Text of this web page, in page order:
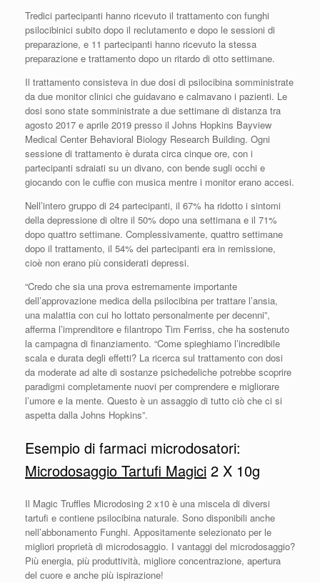
Tredici partecipanti hanno ricevuto il trattamento con funghi
psilocibinici subito dopo il reclutamento e dopo le sessioni di
preparazione, e 11 partecipanti hanno ricevuto la stessa
preparazione e trattamento dopo un ritardo di otto settimane.
Il trattamento consisteva in due dosi di psilocibina somministrate
da due monitor clinici che guidavano e calmavano i pazienti. Le
dosi sono state somministrate a due settimane di distanza tra
agosto 2017 e aprile 2019 presso il Johns Hopkins Bayview
Medical Center Behavioral Biology Research Building. Ogni
sessione di trattamento è durata circa cinque ore, con i
partecipanti sdraiati su un divano, con bende sugli occhi e
giocando con le cuffie con musica mentre i monitor erano accesi.
Nell’intero gruppo di 24 partecipanti, il 67% ha ridotto i sintomi
della depressione di oltre il 50% dopo una settimana e il 71%
dopo quattro settimane. Complessivamente, quattro settimane
dopo il trattamento, il 54% dei partecipanti era in remissione,
cioè non erano più considerati depressi.
“Credo che sia una prova estremamente importante
dell’approvazione medica della psilocibina per trattare l’ansia,
una malattia con cui ho lottato personalmente per decenni”,
afferma l’imprenditore e filantropo Tim Ferriss, che ha sostenuto
la campagna di finanziamento. “Come spieghiamo l’incredibile
scala e durata degli effetti? La ricerca sul trattamento con dosi
da moderate ad alte di sostanze psichedeliche potrebbe scoprire
paradigmi completamente nuovi per comprendere e migliorare
l’umore e la mente. Questo è un assaggio di tutto ciò che ci si
aspetta dalla Johns Hopkins”.
Esempio di farmaci microdosatori:
Microdosaggio Tartufi Magici 2 X 10g
Il Magic Truffles Microdosing 2 x10 è una miscela di diversi
tartufi e contiene psilocibina naturale. Sono disponibili anche
nell’abbonamento Funghi. Appositamente selezionato per le
migliori proprietà di microdosaggio. I vantaggi del microdosaggio?
Più energia, più produttività, migliore concentrazione, apertura
del cuore e anche più ispirazione!